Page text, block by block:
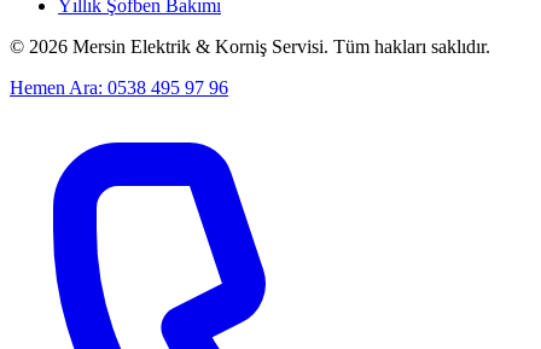
Yıllık Şofben Bakımı
© 2026 Mersin Elektrik & Korniş Servisi. Tüm hakları saklıdır.
Hemen Ara: 0538 495 97 96